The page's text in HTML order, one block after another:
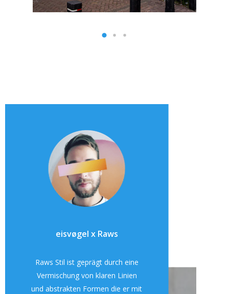
eisvøgel x Raws
Raws Stil ist geprägt durch eine
Vermischung von klaren Linien
und abstrakten Formen die er mit